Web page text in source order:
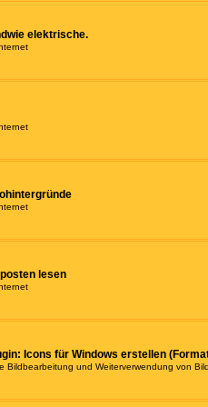
elektrische.
lesen
Icons für Windows erstellen
Bildbearbeitung und Weiterverwendung von